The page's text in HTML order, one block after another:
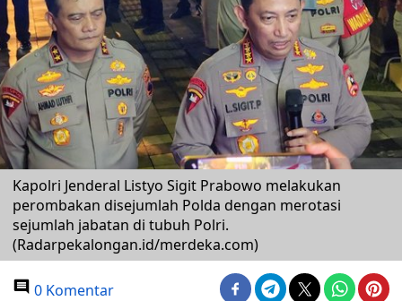
Kapolri Jenderal Listyo Sigit Prabowo melakukan
perombakan disejumlah Polda dengan merotasi
sejumlah jabatan di tubuh Polri.
(Radarpekalongan.id/merdeka.com)
0 Komentar